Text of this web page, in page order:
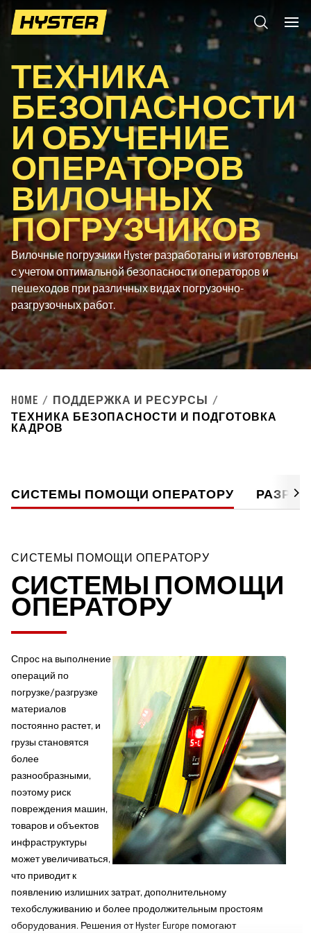
ТЕХНИКА
БЕЗОПАСНОСТИ
И ОБУЧЕНИЕ
ОПЕРАТОРОВ
ВИЛОЧНЫХ
ПОГРУЗЧИКОВ
Вилочные погрузчики Hyster разработаны и изготовлены
с учетом оптимальной безопасности операторов и
пешеходов при различных видах погрузочно-
разгрузочных работ.
HOME
ПОДДЕРЖКА И РЕСУРСЫ
ТЕХНИКА БЕЗОПАСНОСТИ И ПОДГОТОВКА
КАДРОВ
СИСТЕМЫ ПОМОЩИ ОПЕРАТОРУ
СИСТЕМЫ ПОМОЩИ ОПЕРАТОРУ
СИСТЕМЫ ПОМОЩИ
ОПЕРАТОРУ
Спрос на выполнение
операций по
погрузке/разгрузке
материалов
постоянно растет, и
грузы становятся
более
разнообразными,
поэтому риск
повреждения машин,
товаров и объектов
инфраструктуры
может увеличиваться,
что приводит к
появлению излишних затрат, дополнительному
техобслуживанию и более продолжительным простоям
оборудования. Решения от Hyster Europe помогают